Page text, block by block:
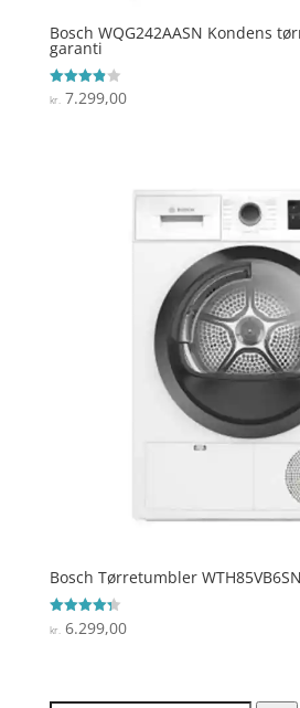
Bosch WQG242AASN Kondens
garanti
Vurderet
3.9
kr.7.299,00
Bosch Tørretumbler
Vurderet
4.3
kr. 6.299,00